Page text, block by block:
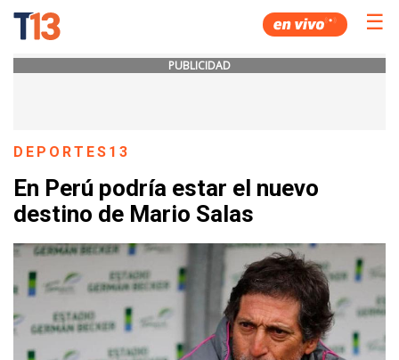
☰
PUBLICIDAD
DEPORTES13
En Perú podría estar el nuevo
destino de Mario Salas